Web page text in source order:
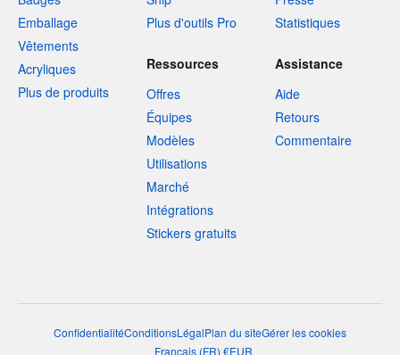
Emballage
Vêtements
Acryliques
Plus de produits
Plus d'outils Pro
Statistiques
Ressources
Offres
Équipes
Modèles
Utilisations
Marché
Intégrations
Stickers gratuits
Assistance
Aide
Retours
Commentaire
ConfidentialitéConditionsLégalPlan du siteGérer les cookies
Français (FR) €EUR